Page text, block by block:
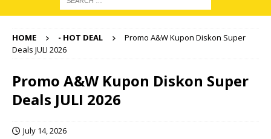
HOME - HOT DEAL
Promo A&W Kupon Diskon Super
Deals JULI 2026
Promo A&W Kupon Diskon Super
Deals JULI 2026
July 14, 2026